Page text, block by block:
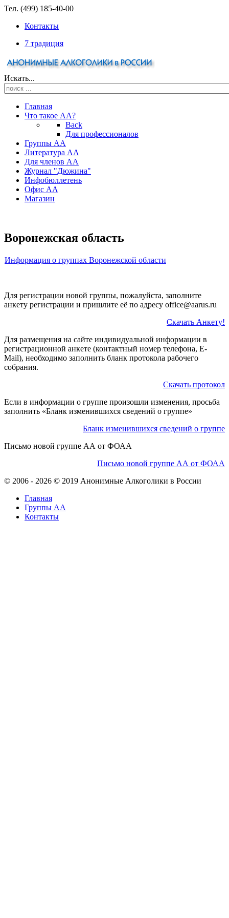
Тел. (499) 185-40-00
Контакты
7 традиция
Искать...
Главная
Что такое АА?
Back
Для профессионалов
Группы АА
Литература АА
Для членов АА
Журнал "Дюжина"
Инфобюллетень
Офис АА
Магазин
Воронежская область
Информация о группах Воронежской области
Для регистрации новой группы, пожалуйста, заполните
анкету регистрации и пришлите её по адресу office@aarus.ru
Скачать Анкету!
Для размещения на сайте индивидуальной информации в
регистрационной анкете (контактный номер телефона, E-
Mail), необходимо заполнить бланк протокола рабочего
собрания.
Скачать протокол
Если в информации о группе произошли изменения, просьба
заполнить «Бланк изменившихся сведений о группе»
Бланк изменившихся сведений о группе
Письмо новой группе АА от ФОАА
Письмо новой группе АА от ФОАА
© 2006 - 2026 © 2019 Анонимные Алкоголики в России
Главная
Группы АА
Контакты